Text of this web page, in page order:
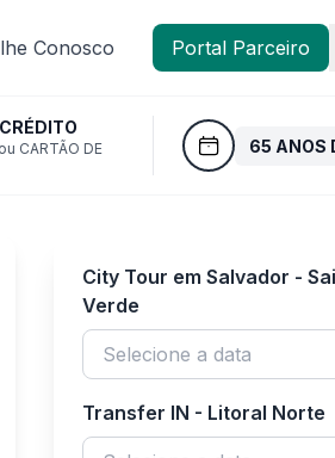
Conosco Portal Parceiro
CARTÃO DE
65 ANOS
City Tour em Salvador -
Verde
Transfer IN - Litoral Norte